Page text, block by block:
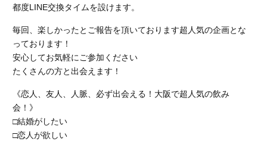
都度LINE交換タイムを設けます。
毎回、楽しかったとご報告を頂いております超人気の企画とな
っております！
安心してお気軽にご参加ください
たくさんの方と出会えます！
《恋人、友人、人脈、必ず出会える！大阪で超人気の飲み
会！》
□結婚がしたい
□恋人が欲しい